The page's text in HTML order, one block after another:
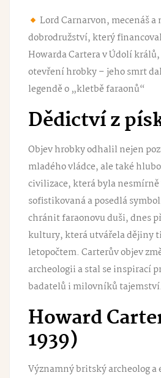
Lord Carnarvon, mecenáš
dobrodružství, který
Howarda Cartera v Údolí
otevření hrobky – jeho smrt
legendě o „kletbě faraonů“
Dědictví z
Objev hrobky odhalil nejen
mladého vládce, ale také
civilizace, která byla nesmírně
sofistikovaná a posedlá
chránit faraonovu duši, dnes
kultury, která utvářela dějiny
letopočtem. Carterův objev
archeologii a stal se inspirací
badatelů i milovníků tajemství.
Howard
1939)
Významný britský archeolog a